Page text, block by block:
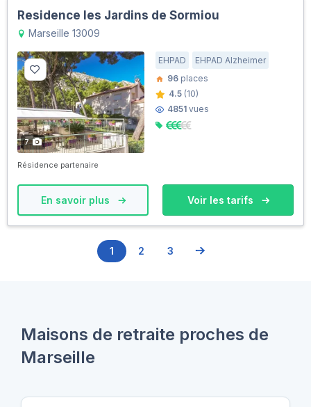
Residence les Jardins de Sormiou
Marseille 13009
7
EHPAD
EHPAD Alzheimer
96 places
4.5 (10)
4851 vues
Résidence partenaire
En savoir plus Voir les tarifs
1 2 3
Maisons de retraite proches de
Marseille